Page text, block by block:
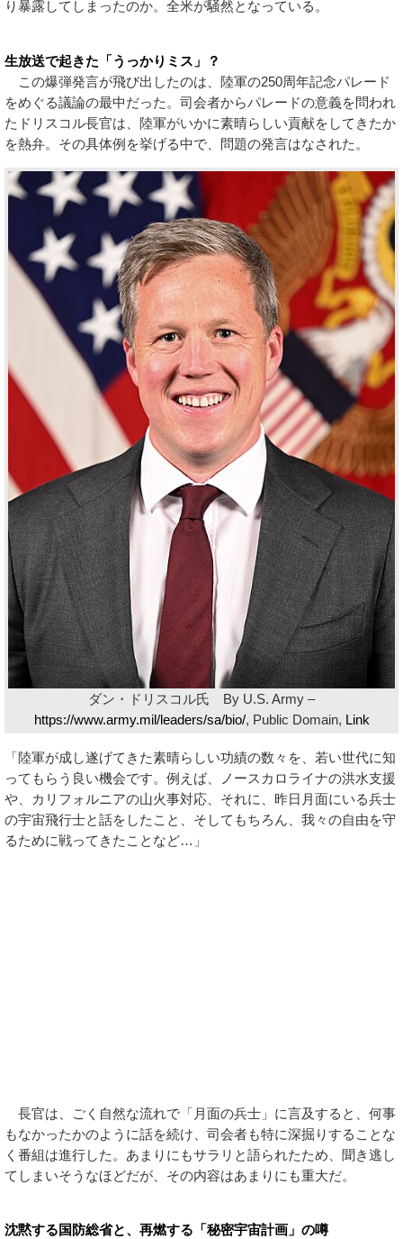
り暴露してしまったのか。全米が騒然となっている。
生放送で起きた「うっかりミス」？
この爆弾発言が飛び出したのは、陸軍の250周年記念パレード
をめぐる議論の最中だった。司会者からパレードの意義を問われ
たドリスコル長官は、陸軍がいかに素晴らしい貢献をしてきたか
を熱弁。その具体例を挙げる中で、問題の発言はなされた。
ダン・ドリスコル氏 By U.S. Army –
https://www.army.mil/leaders/sa/bio/, Public Domain, Link
「陸軍が成し遂げてきた素晴らしい功績の数々を、若い世代に知
ってもらう良い機会です。例えば、ノースカロライナの洪水支援
や、カリフォルニアの山火事対応、それに、昨日月面にいる兵士
の宇宙飛行士と話をしたこと、そしてもちろん、我々の自由を守
るために戦ってきたことなど…」
長官は、ごく自然な流れで「月面の兵士」に言及すると、何事
もなかったかのように話を続け、司会者も特に深掘りすることな
く番組は進行した。あまりにもサラリと語られたため、聞き逃し
てしまいそうなほどだが、その内容はあまりにも重大だ。
沈黙する国防総省と、再燃する「秘密宇宙計画」の噂